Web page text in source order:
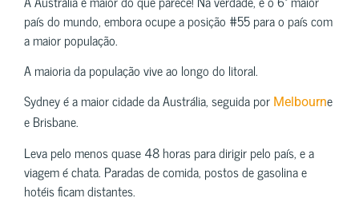
país do mundo, embora ocupe a posição #55 para o país com
a maior população.
A maioria da população vive ao longo do litoral.
Sydney é a maior cidade da Austrália, seguida por Melbourne
e Brisbane.
Leva pelo menos quase 48 horas para dirigir pelo país, e a
viagem é chata. Paradas de comida, postos de gasolina e
hotéis ficam distantes.